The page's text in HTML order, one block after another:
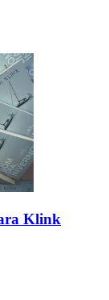
Klink